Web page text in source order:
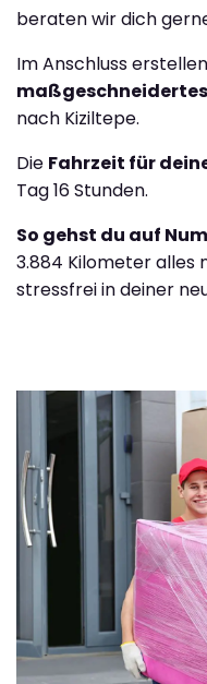
beraten wir dich
Im Anschluss
nach Kiziltepe.
Die Fahrzeit für
Tag 16 Stunden.
So gehst du auf
3.884 Kilometer alles
stressfrei in deiner